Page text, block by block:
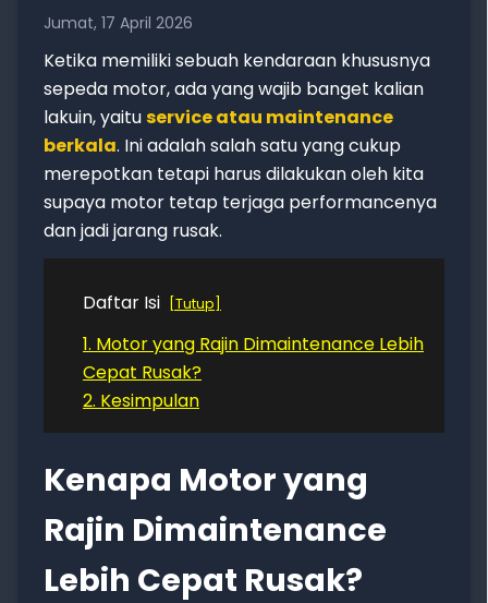
Jumat, 17 April 2026
Ketika memiliki sebuah kendaraan khususnya
sepeda motor, ada yang wajib banget kalian
lakuin, yaituservice atau maintenance
berkala. Ini adalah salah satu yang cukup
merepotkan tetapi harus dilakukan oleh kita
supaya motor tetap terjaga performancenya
dan jadi jarang rusak.
Daftar Isi Tutup
1. Motor yang Rajin Dimaintenance Lebih
Cepat Rusak?
2. Kesimpulan
Kenapa Motor yang
Rajin Dimaintenance
Lebih Cepat Rusak?